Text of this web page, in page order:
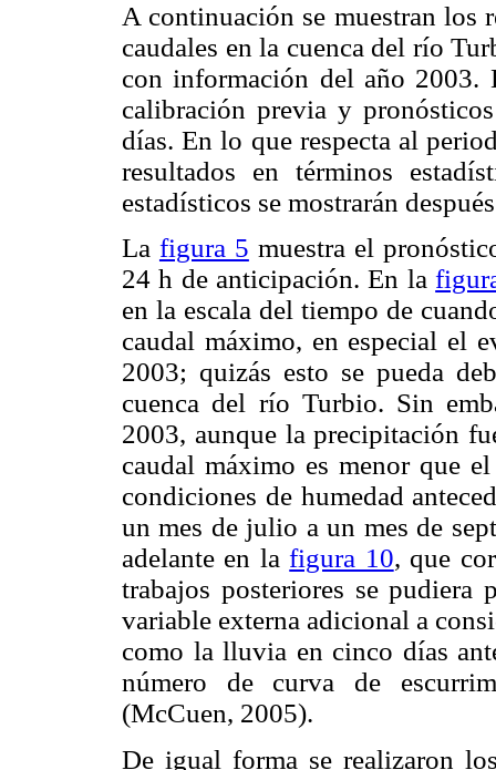
A continuación se muestran los
caudales en la cuenca del río
con información del año
calibración previa y
días. En lo que respecta al
resultados en términos
estadísticos se mostrarán
La figura 5 muestra el
24 h de anticipación. En la
en la escala del tiempo de
caudal máximo, en especial el
2003; quizás esto se pueda
cuenca del río Turbio. Sin
2003, aunque la precipitación
caudal máximo es menor que
condiciones de humedad
un mes de julio a un mes de
adelante en lafigura 10, que
trabajos posteriores se
variable externa adicional a
como la lluvia en cinco días
número de curva de
(McCuen, 2005).
De igual forma se realizaron